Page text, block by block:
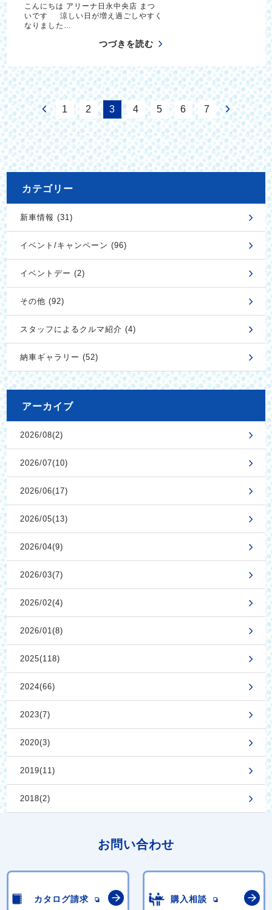
こんにちは アリーナ日永中央店 まつ
いです 涼しい日が増え過ごしやすく
なりました…
つづきを読む
1 2 3 4 5 6 7
カテゴリー
新車情報 (31)
イベント/キャンペーン (96)
イベントデー (2)
その他 (92)
スタッフによるクルマ紹介 (4)
納車ギャラリー (52)
アーカイブ
2026/08(2)
2026/07(10)
2026/06(17)
2026/05(13)
2026/04(9)
2026/03(7)
2026/02(4)
2026/01(8)
2025(118)
2024(66)
2023(7)
2020(3)
2019(11)
2018(2)
お問い合わせ
カタログ請求 購入相談